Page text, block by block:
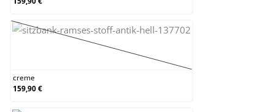
creme
(Diese Option ist zurzeit nicht verfügbar.)
creme
159,90 €